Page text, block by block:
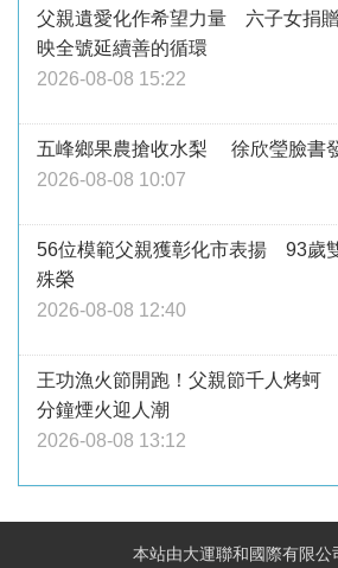
父親遺愛化作希望力量 六子女捐
映全號延續善的循環
2026-08-08 15:22
五峰鄉果農搶收水梨 徐欣瑩臉書
2026-08-08 10:07
56位模範父親獲彰化市表揚 93歲
殊榮
2026-08-08 12:40
王功漁火節開跑！父親節千人烤蚵
分鐘煙火迎人潮
2026-08-08 13:12
本站由大運聯和國際有限公